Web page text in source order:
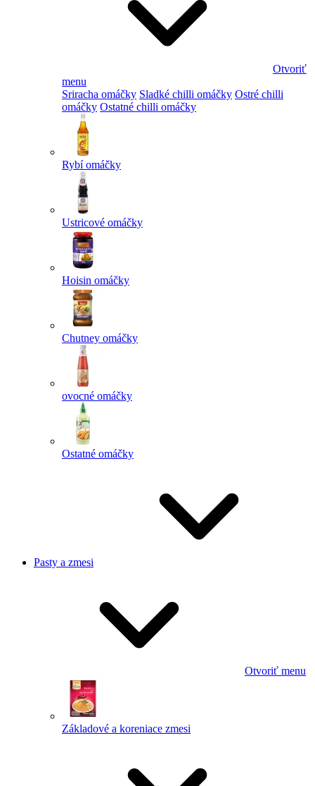
Otvoriť
menu
Sriracha omáčky Sladké chilli omáčky Ostré chilli
omáčky Ostatné chilli omáčky
Rybí omáčky
Ustricové omáčky
Hoisin omáčky
Chutney omáčky
ovocné omáčky
Ostatné omáčky
Pasty a zmesi
Otvoriť menu
Základové a koreniace zmesi